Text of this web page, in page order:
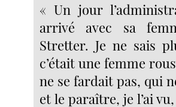
« Un jour
arrivé avec sa
Stretter. Je ne sais
c’était une femme
ne se fardait pas, qui
et le paraître, je l’ai